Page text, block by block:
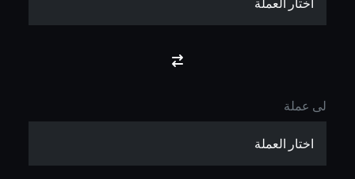
لى عملة